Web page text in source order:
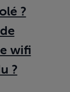
?
wifi
?